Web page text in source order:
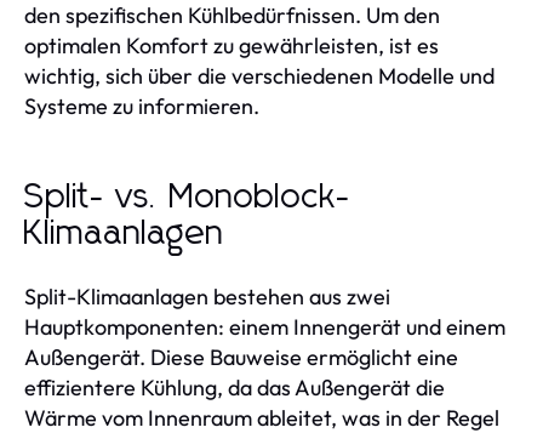
den spezifischen Kühlbedürfnissen. Um den
optimalen Komfort zu gewährleisten, ist es
wichtig, sich über die verschiedenen Modelle und
Systeme zu informieren.
Split- vs. Monoblock-
Klimaanlagen
Split-Klimaanlagen bestehen aus zwei
Hauptkomponenten: einem Innengerät und einem
Außengerät. Diese Bauweise ermöglicht eine
effizientere Kühlung, da das Außengerät die
Wärme vom Innenraum ableitet, was in der Regel